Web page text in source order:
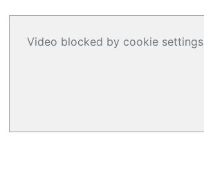
Video blocked by cookie settings